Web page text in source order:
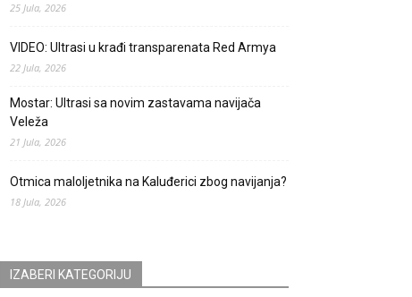
25 Jula, 2026
VIDEO: Ultrasi u krađi transparenata Red Armya
22 Jula, 2026
Mostar: Ultrasi sa novim zastavama navijača
Veleža
21 Jula, 2026
Otmica maloljetnika na Kaluđerici zbog navijanja?
18 Jula, 2026
IZABERI KATEGORIJU